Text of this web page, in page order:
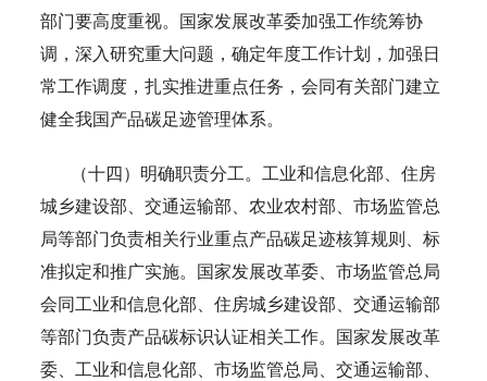
部门要高度重视。国家发展改革委加强工作统筹协
调，深入研究重大问题，确定年度工作计划，加强日
常工作调度，扎实推进重点任务，会同有关部门建立
健全我国产品碳足迹管理体系。
（十四）明确职责分工。工业和信息化部、住房
城乡建设部、交通运输部、农业农村部、市场监管总
局等部门负责相关行业重点产品碳足迹核算规则、标
准拟定和推广实施。国家发展改革委、市场监管总局
会同工业和信息化部、住房城乡建设部、交通运输部
等部门负责产品碳标识认证相关工作。国家发展改革
委、工业和信息化部、市场监管总局、交通运输部、